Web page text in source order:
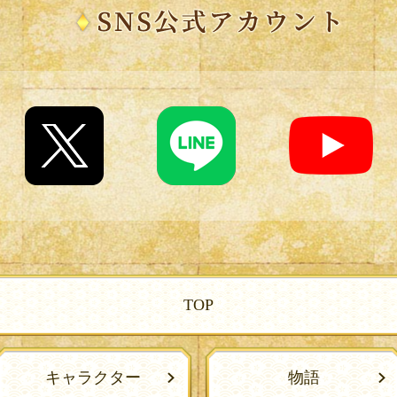
TOP
キャラクター 物語